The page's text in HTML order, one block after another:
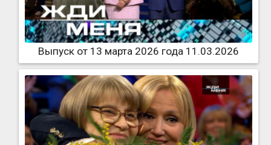
Выпуск от 13 марта 2026 года 11.03.2026